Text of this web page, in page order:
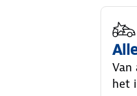
Van
het